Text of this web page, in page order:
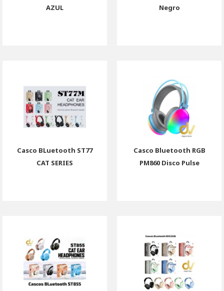
AZUL
Negro
Casco BLuetooth ST77
CAT SERIES
Casco Bluetooth RGB
PM860 Disco Pulse